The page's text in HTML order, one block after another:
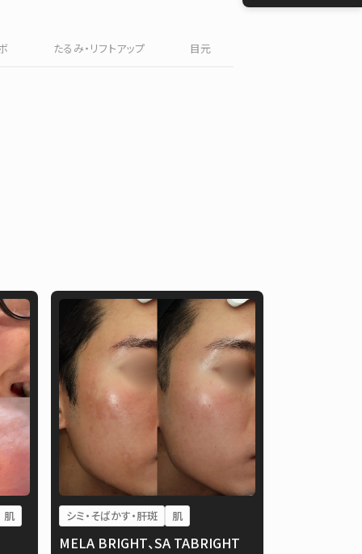
たるみ・リフトアップ 目元
肌 シミ・そばかす・肝斑 肌
MELA BRIGHT、SA TABRIGHT
Chinese